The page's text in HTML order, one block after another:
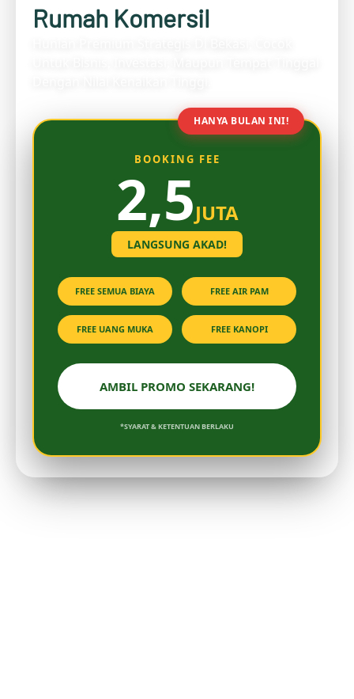
Rumah Komersil
HANYA BULAN INI!
BOOKING FEE
2,5JUTA
LANGSUNG AKAD!
FREE SEMUA BIAYA FREE AIR PAM
FREE UANG MUKA FREE KANOPI
AMBIL PROMO SEKARANG!
*SYARAT & KETENTUAN BERLAKU